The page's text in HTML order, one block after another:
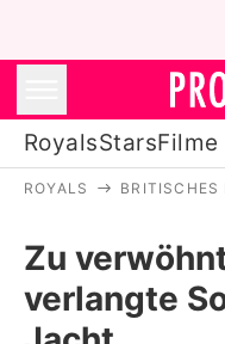
RoyalsStarsFilme
ROYALS BRITISCHES
Zu
verlangte